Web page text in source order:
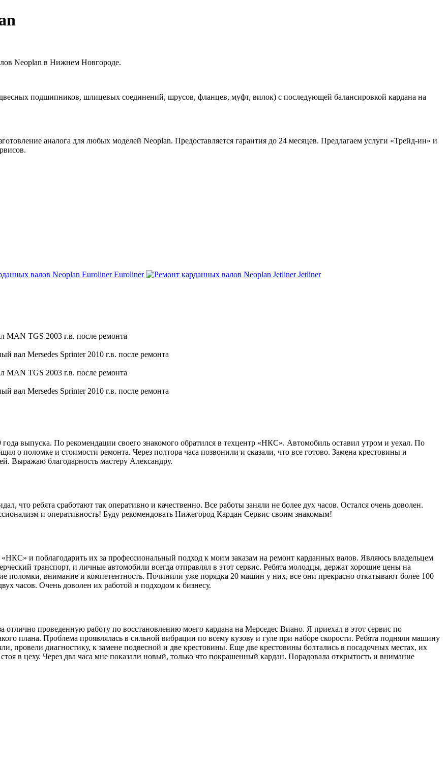
Neoplan в Нижнем Новгороде.
подшипников, шлицевых соединений, шрусов, фланцев, муфт, вилок) с последующей балансировкой кардана на
аналога для любых моделей Neoplan. Предоставляется гарантия до 24 месяцев. Предлагаем услуги «Трейд-ин» и
Euroliner
Jetliner
выпуска. По рекомендации своего знакомого обратился в техцентр «НКС». Автомобиль оставил утром и уехал. По
о поломке и стоимости ремонта. Через полтора часа позвонили и сказали, что все готово. Замена крестовины и
Выражаю благодарность мастеру Александру.
что ребята сработают так оперативно и качественно. Все работы заняли не более дух часов. Остался очень доволен.
и оперативность! Буду рекомендовать Нижегород Кардан Сервис своим знакомым!
и поблагодарить их за профессиональный подход к моим заказам на ремонт карданных валов. Являюсь владельцем
транспорт, и личные автомобили всегда отправлял в этот сервис. Ребята молодцы, держат хорошие цены на
поломки, внимание и компетентность. Починили уже порядка 20 машин у них, все они прекрасно откатывают более 100
часов. Очень доволен их работой и подходом к бизнесу.
проведенную работу по восстановлению моего кардана на Мерседес Виано. Я приехал в этот сервис по
плана. Проблема проявлялась в сильной вибрации по всему кузову и гуле при наборе скорости. Ребята подняли машину
провели диагностику, к замене подвесной и две крестовины. Еще две крестовины болтались в посадочных местах, их
в цеху. Через два часа мне показали новый, только что покрашенный кардан. Порадовала открытость и внимание